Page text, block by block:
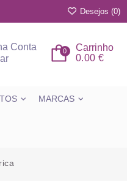
Desejos (0)
Conta
Carrinho
0
0.00 €
MARCAS